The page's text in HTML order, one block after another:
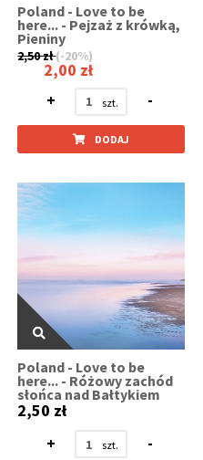
Poland - Love to be
here... - Pejzaż z krówką,
Pieniny
2,50 zł(-20%)
2,00 zł
+
-
DODAJ
Poland - Love to be
here... - Różowy zachód
słońca nad Bałtykiem
2,50 zł
+
-